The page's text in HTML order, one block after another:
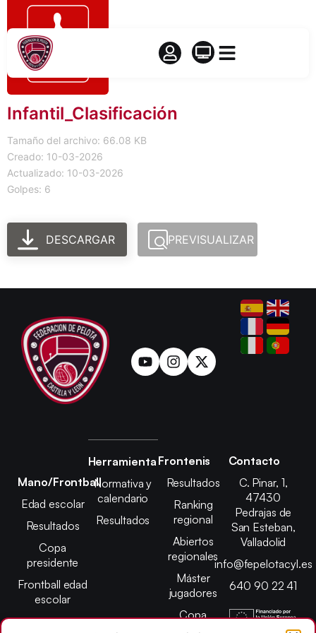
Infantil_Clasificación
Tamaño del archivo: 66.08 KB
Creado: 10-03-2026
Actualizado: 10-03-2026
Golpes: 6
DESCARGAR PREVISUALIZAR
Mano/Frontball
Edad escolar
Resultados
Copa
presidente
Frontball edad
escolar
Herramienta
Normativa y
calendario
Resultados
Frontenis
Resultados
Ranking
regional
Abiertos
regionales
Máster
jugadores
Copa
presidente
Contacto
C. Pinar, 1,
47430
Pedrajas de
San Esteban,
Valladolid
info@fepelotacyl.es
640 90 22 41